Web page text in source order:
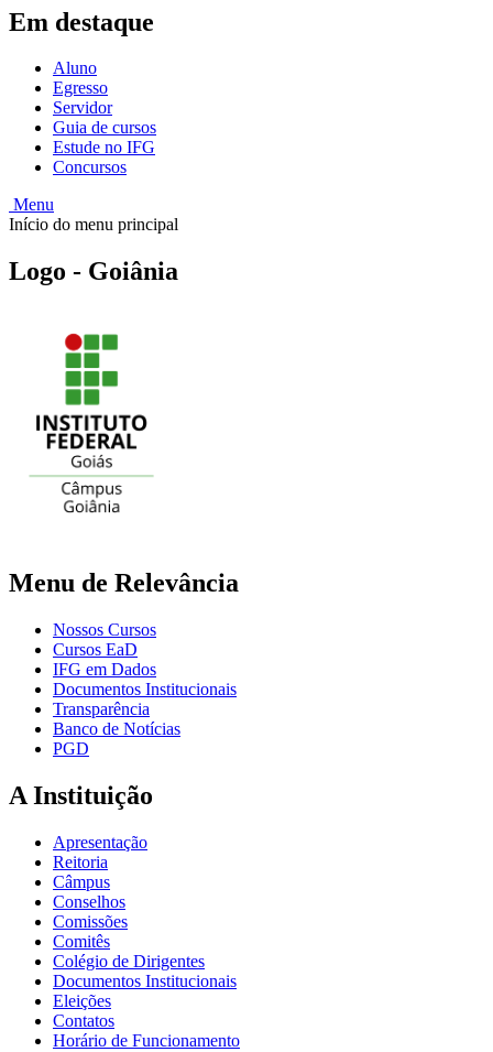
Em destaque
Aluno
Egresso
Servidor
Guia de cursos
Estude no IFG
Concursos
Menu
Início do menu principal
Logo - Goiânia
Menu de Relevância
Nossos Cursos
Cursos EaD
IFG em Dados
Documentos Institucionais
Transparência
Banco de Notícias
PGD
A Instituição
Apresentação
Reitoria
Câmpus
Conselhos
Comissões
Comitês
Colégio de Dirigentes
Documentos Institucionais
Eleições
Contatos
Horário de Funcionamento